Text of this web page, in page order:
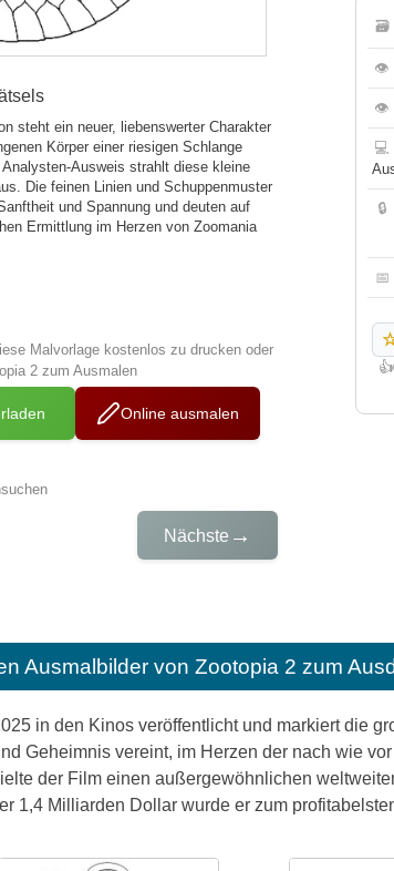
steht ein neuer, liebenswerter Charakter
Körper einer riesigen Schlange
Ausweis strahlt diese kleine
Die feinen Linien und Schuppenmuster
und Spannung und deuten auf
Ermittlung im Herzen von Zoomania
Malvorlage kostenlos zu drucken oder
2 zum Ausmalen
Online ausmalen
Nächste →
🗃
👁
👁
💻
🔒
📅
👍
Ausmalbilder von Zootopia 2 zum
in den Kinos veröffentlicht und markiert die
Geheimnis vereint, im Herzen der nach wie
der Film einen außergewöhnlichen
1,4 Milliarden Dollar wurde er zum